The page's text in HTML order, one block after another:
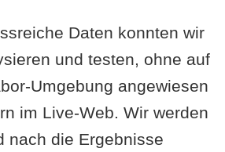
Daten konnten wir
und testen, ohne auf
Umgebung angewiesen
im Live-Web. Wir werden
nach die Ergebnisse